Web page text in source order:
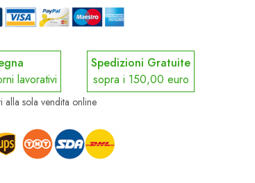
lavorativi
Spedizioni Gratuite
sopra i 150,00 euro
alla sola vendita online